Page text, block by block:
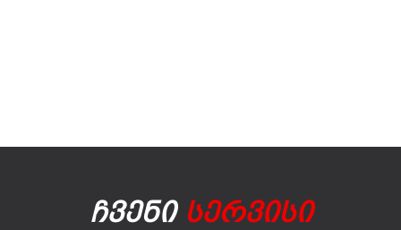
Ჩვენი Სერვისი